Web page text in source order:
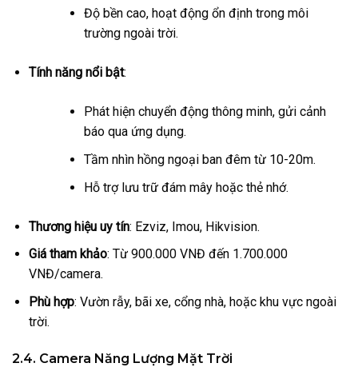
Độ bền cao, hoạt động ổn định trong môi
trường ngoài trời.
Tính năng nổi bật:
Phát hiện chuyển động thông minh, gửi cảnh
báo qua ứng dụng.
Tầm nhìn hồng ngoại ban đêm từ 10-20m.
Hỗ trợ lưu trữ đám mây hoặc thẻ nhớ.
Thương hiệu uy tín: Ezviz, Imou, Hikvision.
Giá tham khảo: Từ 900.000 VNĐ đến 1.700.000
VNĐ/camera.
Phù hợp: Vườn rẫy, bãi xe, cổng nhà, hoặc khu vực ngoài
trời.
2.4. Camera Năng Lượng Mặt Trời